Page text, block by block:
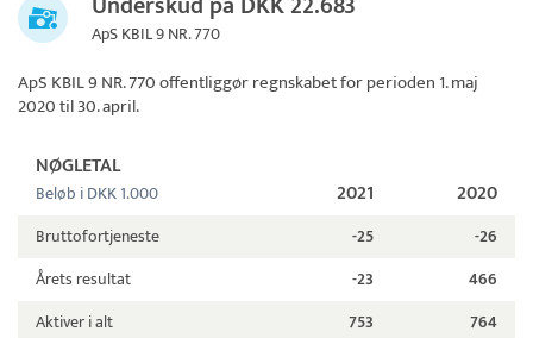
ApS KBIL 9 NR. 770
ApS KBIL 9 NR. 770offentliggør regnskabet for perioden 1. maj
2020 til 30. april.
NØGLETAL
Beløb i DKK 1.000 2021 2020
Bruttofortjeneste -25
-26
Årets resultat
-23
466
Aktiver i alt
753
764